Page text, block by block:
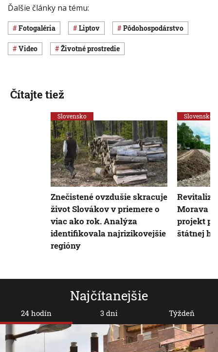
Ďalšie články na tému:
Fotogaléria Liptov pôdohospodárstvo
Video Životné prostredie
Najčítanejšie
24 hodín 3 dni Týždeň
Čítajte tiež
Slovensko
Znečistené ovzdušie skracuje
život Slovákov v priemere o
viac ako rok. Analýza
identifikovala najrizikovejšie
regióny
Slovensko
Morava
projekt
štátnej